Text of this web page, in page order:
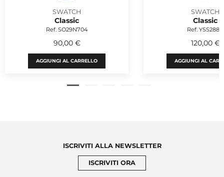
SWATCH
Classic
Ref. SO29N704
90,00 €
AGGIUNGI AL CARRELLO
SWATCH
Classic
Ref. YSS288G
120,00 €
AGGIUNGI AL
ISCRIVITI ALLA NEWSLETTER
ISCRIVITI ORA